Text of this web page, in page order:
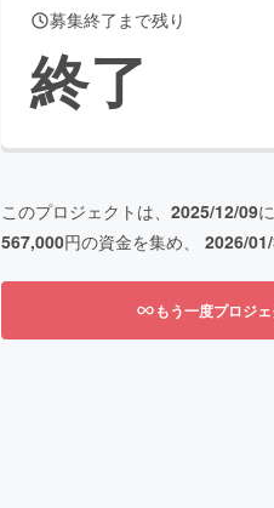
募集終了まで残り
終了
このプロジェクトは、 2025/12/09
567,000円の資金を集め、 2026/
もう一度プロジ